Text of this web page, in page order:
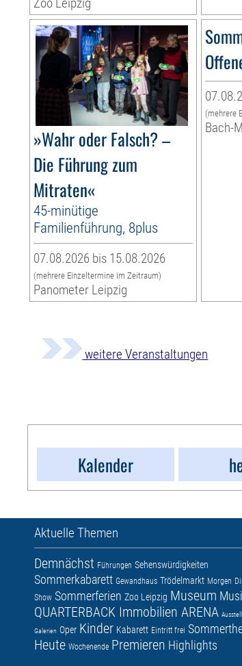
»Wahr oder Falsch? –
Die Führung zum
Mitraten«
45-minütige
Familienführung, 8plus
07.08.2026 bis 15.08.2026
(mehrere Einzeltermine im Zeitraum)
Panometer Leipzig
(mehrere
Bach-
weitere Veranstaltungen
Kalender
Aktuelle Themen
Demnächst Führungen Sehenswürdigkeiten
Sommerkabarett Gewandhaus Trödelmarkt Morgen
Show Sommerferien Zoo Leipzig Museum
QUARTERBACK Immobilien ARENA
Galerien Oper Kinder Kabarett Eintritt frei
Heute Wochenende Premieren Highlights